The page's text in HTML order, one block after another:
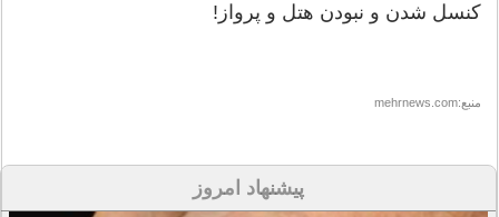
کنسل شدن و نبودن هتل و پرواز!
منبع:mehrnews.com
پیشنهاد امروز